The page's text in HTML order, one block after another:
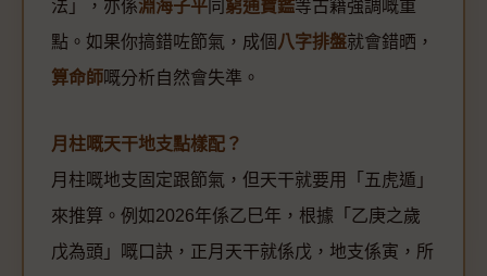
法」，亦係淵海子平 同 窮通寶鑑等古籍強調嘅重
點。如果你搞錯咗節氣，成個 八字排盤就會錯晒，
算命師嘅分析自然會失準。
月柱嘅天干地支點樣配？
月柱嘅地支固定跟節氣，但天干就要用「五虎遁」
來推算。例如2026年係乙巳年，根據「乙庚之歲
戊為頭」嘅口訣，正月天干就係戊，地支係寅，所